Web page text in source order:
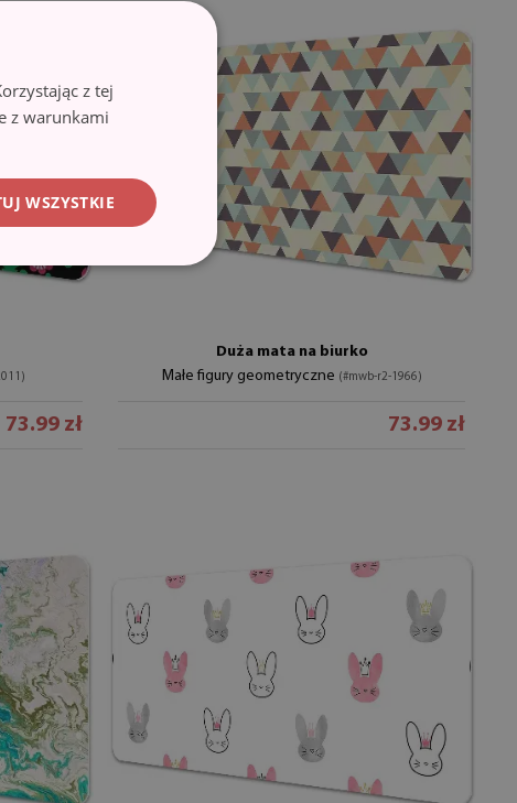
73.99 zł
Duża mata na biurko
Małe figury geometryczne (#mwb-r2-1966)
73.99 zł
z tej
z warunkami
WSZYSTKIE